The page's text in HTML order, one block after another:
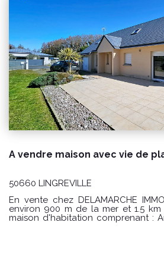
50660 LINGREVILLE
En vente chez DELAMARCHE IMMOBILIER :
environ 900 m de la mer et 1.5 km
maison d'habitation comprenant : Au rez de chaussée : -
: -un palier, -2 chambres, -un WC, -une